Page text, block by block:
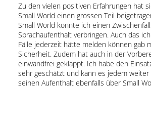
Zu den vielen positiven Erfahrungen hat
Small World einen grossen Teil
Small World konnte ich einen
Sprachaufenthalt verbringen. Auch das
Fälle jederzeit hätte melden können gab
Sicherheit. Zudem hat auch in der
einwandfrei geklappt. Ich habe den
sehr geschätzt und kann es jedem weiter
seinen Aufenthalt ebenfalls über Small